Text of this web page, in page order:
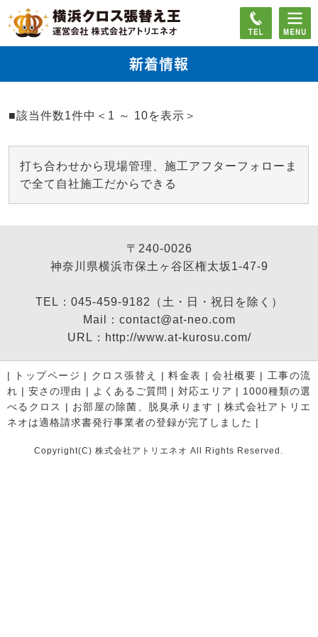
新着情報
■該当件数1件中＜1 ～ 10を表示＞
打ち合わせから現場管理、施工アフターフォローま
で全て自社施工だからできる
〒240-0026
神奈川県横浜市保土ヶ谷区権太坂1-47-9
TEL：045-459-9182（土・日・祝日を除く）
Mail：contact@at-neo.com
URL：http://www.at-kurosu.com/
| トップページ | クロス張替え |料金表 |会社概要 | 工事の流
れ |安さの理由 | よくあるご質問 |対応エリア | 1000種類の選
べるクロス
| お部屋の除菌、脱臭承ります |株式会社アトリエ
ネオは適格請求書発行事業者の登録が完了しました |
Copyright(C) 株式会社アトリエネオ All Rights Reserved.